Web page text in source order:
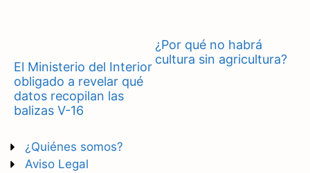
El Ministerio del Interior
obligado a revelar qué
datos recopilan las
balizas V-16
¿Por qué no habrá
cultura sin agricultura?
¿Quiénes somos?
Aviso Legal